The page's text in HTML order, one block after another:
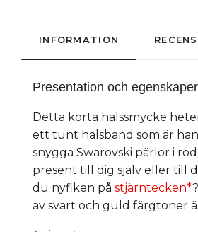
INFORMATION
Presentation och
Detta korta halssmycke
ett tunt halsband som är
snygga Swarovski pärlor i
present till dig själv eller till
du nyfiken på stjärntecken*
av svart och guld färgtoner